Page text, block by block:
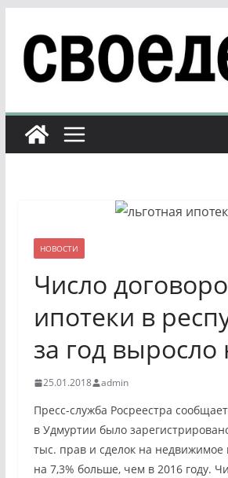
содержимому
НОВОСТИ
Число
ипотеки в
за год выросло
25.01.2018 admin
Пресс-служба Росреестра
в Удмуртии было
тыс. прав и сделок на недвижимое
на 7,3% больше, чем в 2016 году.